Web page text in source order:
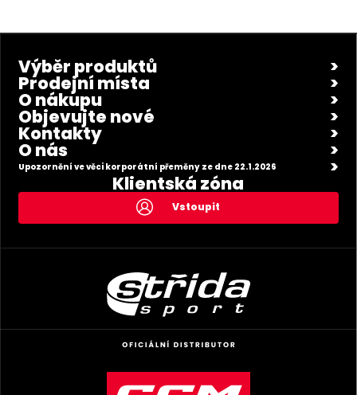
Výběr produktů
Prodejní místa
O nákupu
Objevujte nové
Kontakty
O nás
Upozornění ve věci korporátní přeměny ze dne 22.1.2026
Klientská zóna
Vstoupit